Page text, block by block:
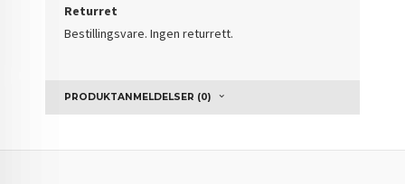
Returret
Bestillingsvare. Ingen returrett.
PRODUKTANMELDELSER (0)